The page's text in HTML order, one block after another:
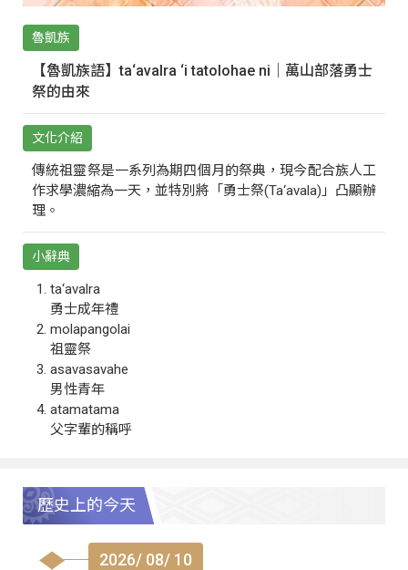
魯凱族
【魯凱族語】ta‘avalra ‘i tatolohae ni｜萬山部落勇士
祭的由來
文化介紹
傳統祖靈祭是一系列為期四個月的祭典，現今配合族人工
作求學濃縮為一天，並特別將「勇士祭(Ta‘avala)」凸顯辦
理。
小辭典
ta‘avalra
勇士成年禮
molapangolai
祖靈祭
asavasavahe
男性青年
atamatama
父字輩的稱呼
歷史上的今天
2026/ 08/ 10